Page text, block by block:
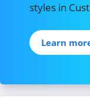
styles in
Learn